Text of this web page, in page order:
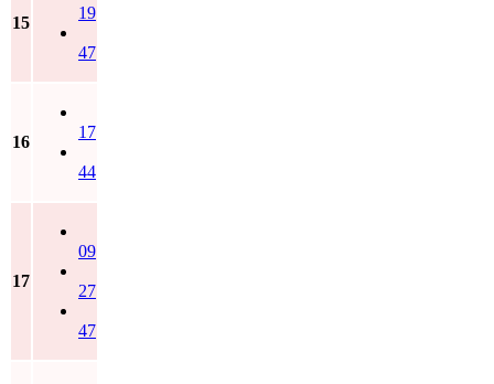
15
19
47
16
17
44
17
09
27
47